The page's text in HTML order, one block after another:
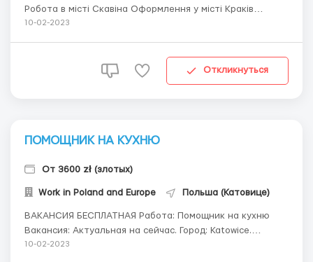
Робота в місті Скавіна Оформлення у місті Краків
Обов'язки: - професійна обслуга клієнта за касою та в
10-02-2023
Откликнуться
ПОМОЩНИК НА КУХНЮ
От 3600 zł (злотых)
Work in Poland and Europe Польша (Катовице)
ВАКАНСИЯ БЕСПЛАТНАЯ Работа: Помощник на кухню
Вакансия: Актуальная на сейчас. Город: Katowice.
Оплата труда НЕТТО за час: Зарплата - 16,47 зл.
10-02-2023